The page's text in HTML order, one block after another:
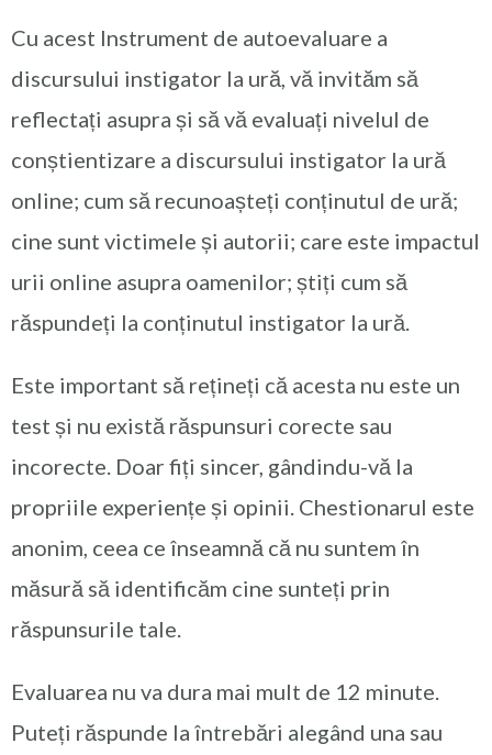
Cu acest Instrument de autoevaluare a
discursului instigator la ură, vă invităm să
reflectați asupra și să vă evaluați nivelul de
conștientizare a discursului instigator la ură
online; cum să recunoașteți conținutul de ură;
cine sunt victimele și autorii; care este impactul
urii online asupra oamenilor; știți cum să
răspundeți la conținutul instigator la ură.
Este important să rețineți că acesta nu este un
test și nu există răspunsuri corecte sau
incorecte. Doar fiți sincer, gândindu-vă la
propriile experiențe și opinii. Chestionarul este
anonim, ceea ce înseamnă că nu suntem în
măsură să identificăm cine sunteți prin
răspunsurile tale.
Evaluarea nu va dura mai mult de 12 minute.
Puteți răspunde la întrebări alegând una sau